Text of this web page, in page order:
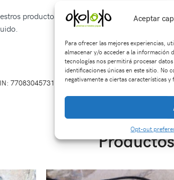
Aceptar
Para ofrecer las mejores experiencias,
almacenar y/o acceder a la información
tecnologías nos permitirá procesar
identificaciones únicas en este sitio. No
negativamente a ciertas características y
Opt-out
productos tienen tres días de retracto. El
7708304573185 SKU: An2482 Categorías: